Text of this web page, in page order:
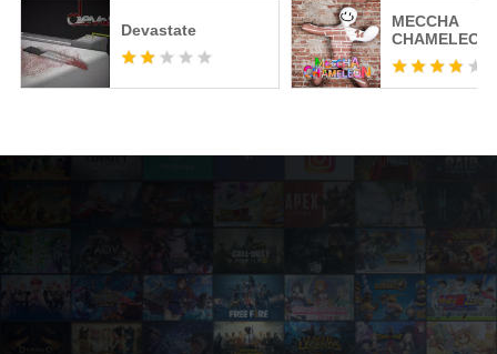
Devastate
MECCHA
CHAMELEON